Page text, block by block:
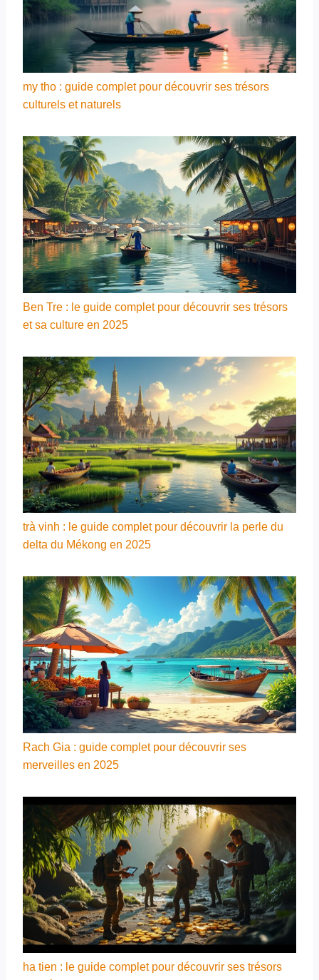
my tho : guide complet pour découvrir ses trésors
culturels et naturels
Ben Tre : le guide complet pour découvrir ses trésors
et sa culture en 2025
trà vinh : le guide complet pour découvrir la perle du
delta du Mékong en 2025
Rach Gia : guide complet pour découvrir ses
merveilles en 2025
ha tien : le guide complet pour découvrir ses trésors